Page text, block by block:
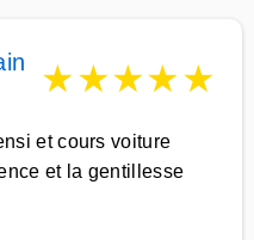
★★★★★
et cours voiture
et la gentillesse